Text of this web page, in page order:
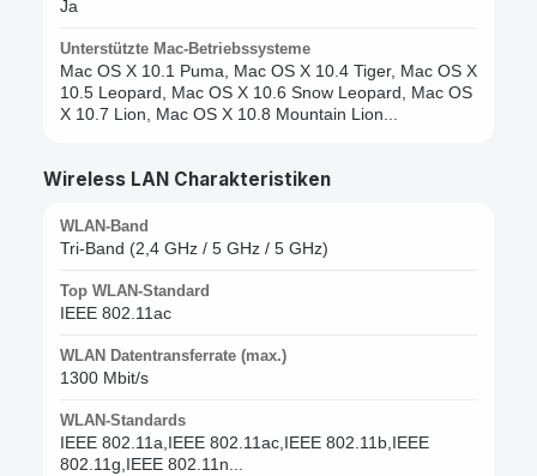
Ja
Unterstützte Mac-Betriebssysteme
Mac OS X 10.1 Puma, Mac OS X 10.4 Tiger, Mac OS X
10.5 Leopard, Mac OS X 10.6 Snow Leopard, Mac OS
X 10.7 Lion, Mac OS X 10.8 Mountain Lion...
Wireless LAN Charakteristiken
WLAN-Band
Tri-Band (2,4 GHz / 5 GHz / 5 GHz)
Top WLAN-Standard
IEEE 802.11ac
WLAN Datentransferrate (max.)
1300 Mbit/s
WLAN-Standards
IEEE 802.11a,IEEE 802.11ac,IEEE 802.11b,IEEE
802.11g,IEEE 802.11n...